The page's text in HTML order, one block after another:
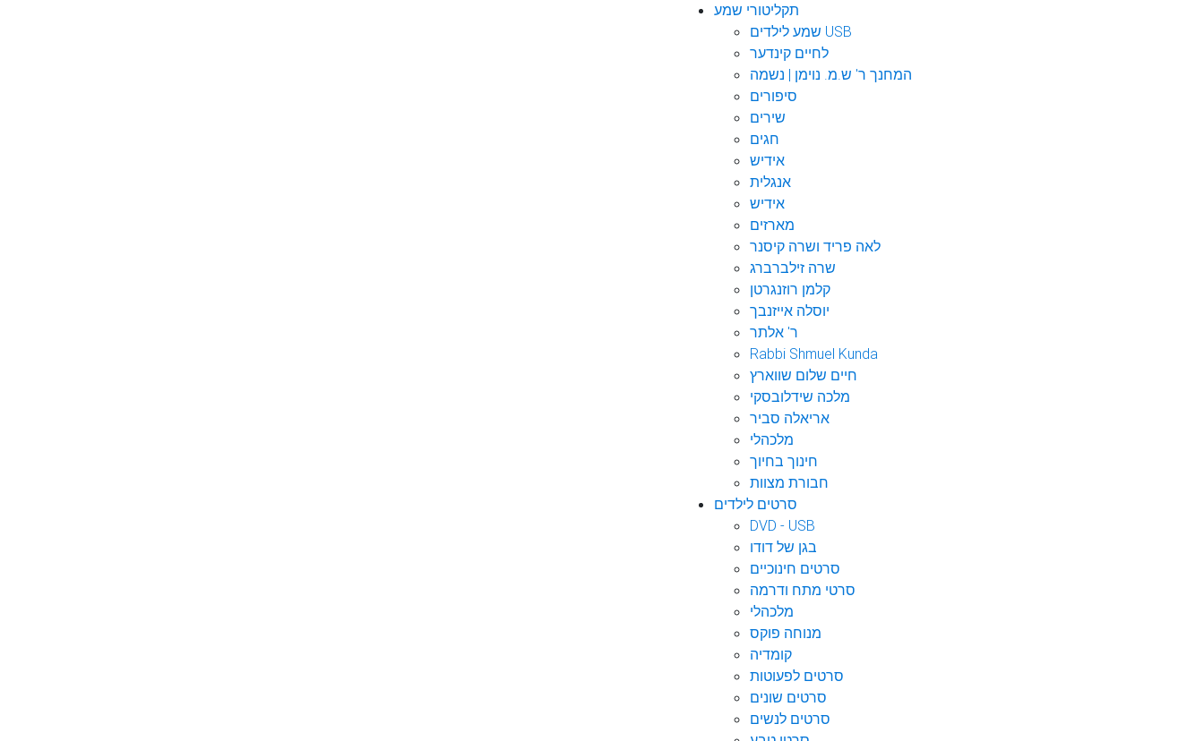
תקליטורי שמע
שמע לילדים USB
לחיים קינדער
המחנך ר' ש.מ. נוימן | נשמה
סיפורים
שירים
חגים
אידיש
אנגלית
אידיש
מארזים
לאה פריד ושרה קיסנר
שרה זילברברג
קלמן רוזנגרטן
יוסלה אייזנבך
ר' אלתר
Rabbi Shmuel Kunda
חיים שלום שווארץ
מלכה שידלובסקי
אריאלה סביר
מלכהלי
חינוך בחיוך
חבורת מצוות
סרטים לילדים
DVD - USB
בגן של דודו
סרטים חינוכיים
סרטי מתח ודרמה
מלכהלי
מנוחה פוקס
קומדיה
סרטים לפעוטות
סרטים שונים
סרטים לנשים